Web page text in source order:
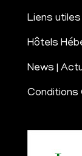
Liens utiles
Hôtels
News |
Conditions